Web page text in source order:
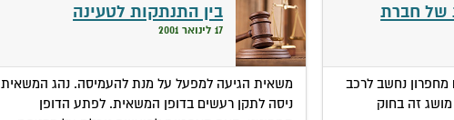
של חברת
נחשב לרכב
זה בחוק
בין התנתקות לטעינה
17 לינואר 2001
משאית הגיעה למפעל על מנת להעמיסה. נהג המשאית
ניסה לתקן רעשים בדופן המשאית. לפתע הדופן